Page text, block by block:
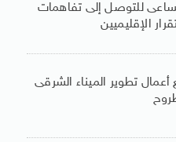
للتوصل إلى تفاهمات
الإقليميين
أعمال تطوير الميناء الشرقى